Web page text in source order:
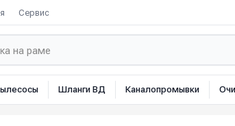
Сервис
Шланги ВД Каналопромывки